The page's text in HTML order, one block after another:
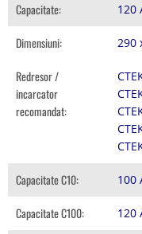
Capacitate: 120
Dimensiuni: 290
Redresor /
incarcator
recomandat:
Capacitate C10: 100
Capacitate C100: 120